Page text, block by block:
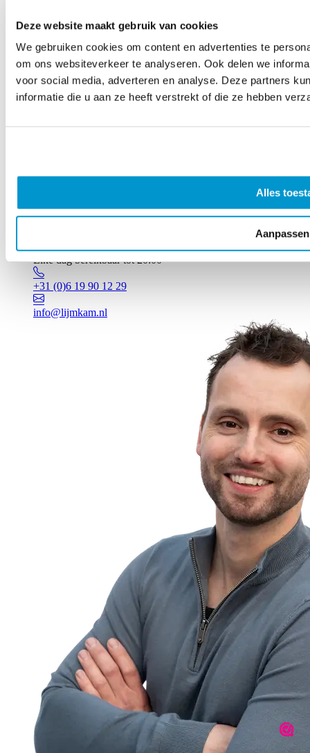
Deze website maakt gebruik van cookies
We gebruiken cookies om content en advertenties te
om ons websiteverkeer te analyseren. Ook delen we
voor social media, adverteren en analyse. Deze partners
informatie die u aan ze heeft verstrekt of die ze hebben
Alles
Aanpassen
Elke dag bereikbaar tot 20:00
+31 (0)6 19 90 12 29
info@lijmkam.nl